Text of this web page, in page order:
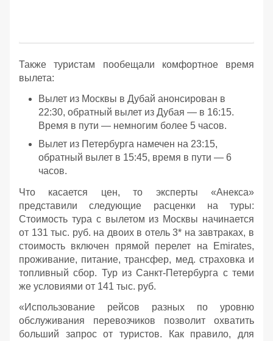
Также туристам пообещали комфортное время
вылета:
Вылет из Москвы в Дубай анонсирован в
22:30, обратный вылет из Дубая — в 16:15.
Время в пути — немногим более 5 часов.
Вылет из Петербурга намечен на 23:15,
обратный вылет в 15:45, время в пути — 6
часов.
Что касается цен, то эксперты «Анекса»
представили следующие расценки на туры:
Стоимость тура с вылетом из Москвы начинается
от 131 тыс. руб. на двоих в отель 3* на завтраках, в
стоимость включен прямой перелет на Emirates,
проживание, питание, трансфер, мед. страховка и
топливный сбор. Тур из Санкт-Петербурга с теми
же условиями от 141 тыс. руб.
«Использование рейсов разных по уровню
обслуживания перевозчиков позволит охватить
больший запрос от туристов. Как правило, для